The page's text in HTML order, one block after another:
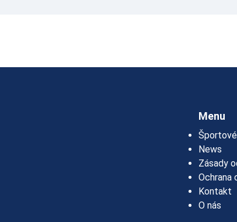
Menu
News
Zásady
Ochrana
Kontakt
O nás